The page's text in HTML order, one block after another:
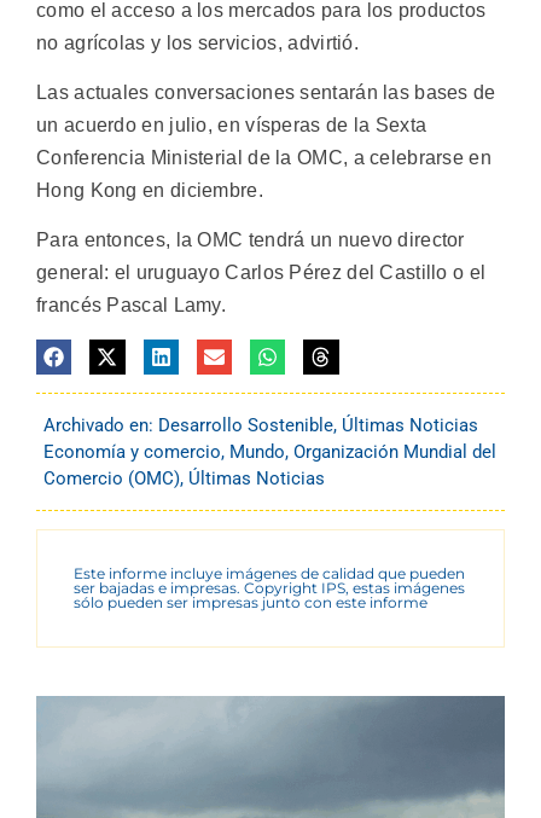
como el acceso a los mercados para los productos
no agrícolas y los servicios, advirtió.
Las actuales conversaciones sentarán las bases de
un acuerdo en julio, en vísperas de la Sexta
Conferencia Ministerial de la OMC, a celebrarse en
Hong Kong en diciembre.
Para entonces, la OMC tendrá un nuevo director
general: el uruguayo Carlos Pérez del Castillo o el
francés Pascal Lamy.
Archivado en: Desarrollo Sostenible, Últimas Noticias
Economía y comercio, Mundo, Organización Mundial del
Comercio (OMC), Últimas Noticias
Este informe incluye imágenes de calidad que pueden
ser bajadas e impresas. Copyright IPS, estas imágenes
sólo pueden ser impresas junto con este informe